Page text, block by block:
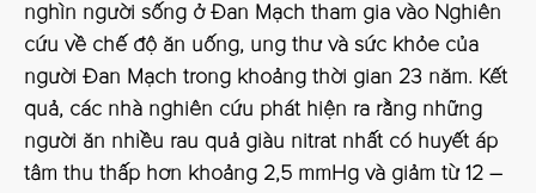
nghìn người sống ở Đan Mạch tham gia vào Nghiên
cứu về chế độ ăn uống, ung thư và sức khỏe của
người Đan Mạch trong khoảng thời gian 23 năm. Kết
quả, các nhà nghiên cứu phát hiện ra rằng những
người ăn nhiều rau quả giàu nitrat nhất có huyết áp
tâm thu thấp hơn khoảng 2,5 mmHg và giảm từ 12 –